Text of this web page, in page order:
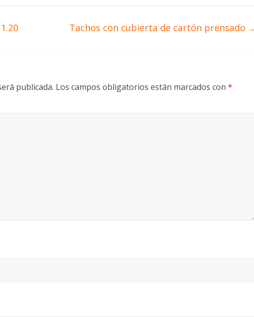
Tachos con cubierta de cartón prensado
publicada. Los campos obligatorios están marcados con *